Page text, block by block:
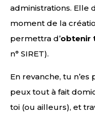
administrations. Elle
moment de la
permettra d’obtenir
n° SIRET).
En revanche, tu n’es
peux tout à fait
toi (ou ailleurs), et